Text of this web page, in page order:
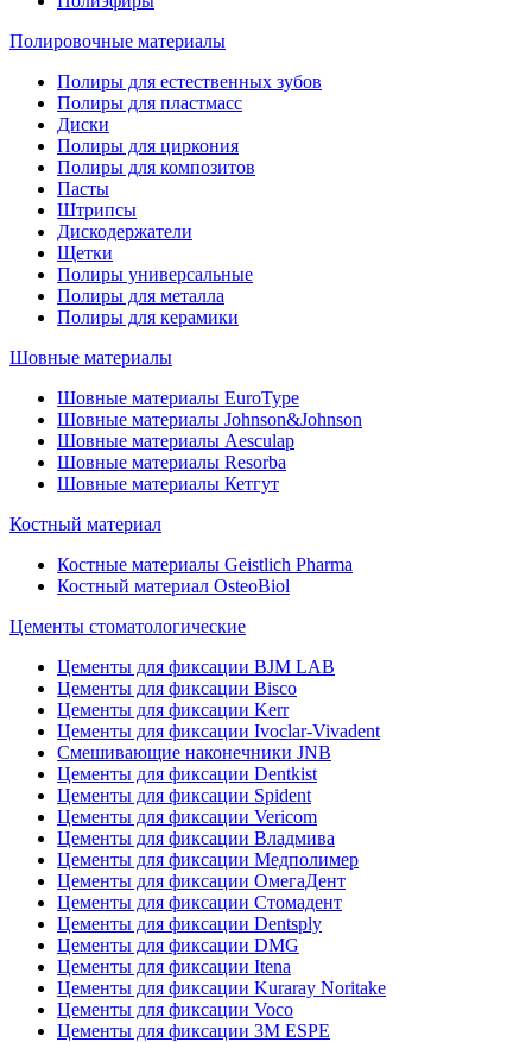
Полировочные материалы
Полиры для естественных зубов
Полиры для пластмасс
Диски
Полиры для циркония
Полиры для композитов
Пасты
Штрипсы
Дискодержатели
Щетки
Полиры универсальные
Полиры для металла
Полиры для керамики
Шовные материалы
Шовные материалы EuroType
Шовные материалы Johnson&Johnson
Шовные материалы Aesculap
Шовные материалы Resorba
Шовные материалы Кетгут
Костный материал
Костные материалы Geistlich Pharma
Костный материал OsteoBiol
Цементы стоматологические
Цементы для фиксации BJM LAB
Цементы для фиксации Bisco
Цементы для фиксации Kerr
Цементы для фиксации Ivoclar-Vivadent
Смешивающие наконечники JNB
Цементы для фиксации Dentkist
Цементы для фиксации Spident
Цементы для фиксации Vericom
Цементы для фиксации Владмива
Цементы для фиксации Медполимер
Цементы для фиксации ОмегаДент
Цементы для фиксации Стомадент
Цементы для фиксации Dentsply
Цементы для фиксации DMG
Цементы для фиксации Itena
Цементы для фиксации Kuraray Noritake
Цементы для фиксации Voco
Цементы для фиксации 3M ESPE